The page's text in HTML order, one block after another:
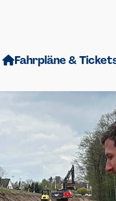
Fahrpläne &